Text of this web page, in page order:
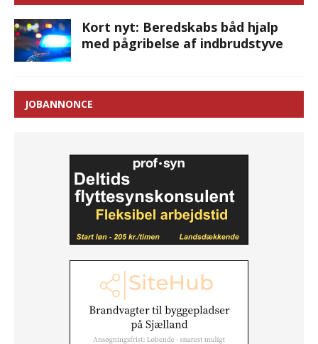
Kort nyt: Beredskabs båd hjalp
med pågribelse af indbrudstyve
JOBANNONCE